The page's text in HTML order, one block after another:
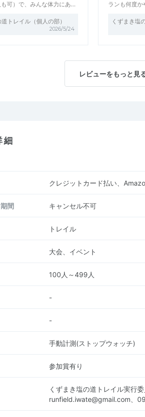
可）で、みんな体力にあ…
トレイル（個人の部）
2026/5/24
ランも何度
くずまき塩
レビューをもっと見
細
クレジットカード払い、
間 キャンセル不可
トレイル
大会、イベント
100人～499人
-
-
手動計測(ストップウォッチ)
参加賞有り
くずまき塩の道トレイル実行
runfield.iwate@gmail.com、